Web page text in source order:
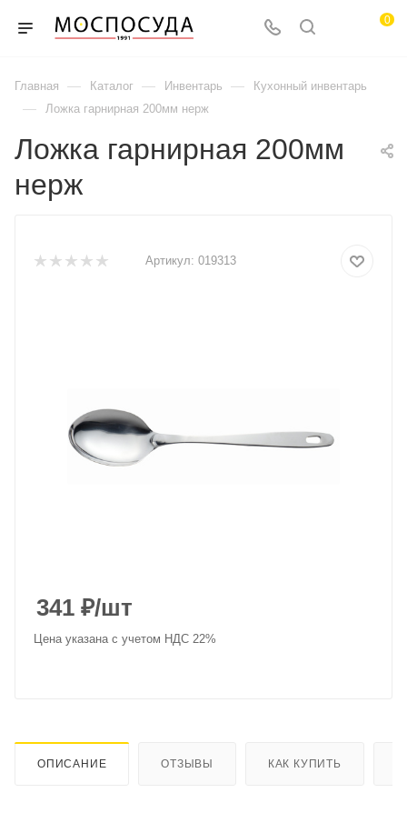
0
Главная — Каталог — Инвентарь — Кухонный инвентарь
— Ложка гарнирная 200мм нерж
Ложка гарнирная 200мм
нерж
Артикул: 019313
341 ₽/шт
Цена указана с учетом НДС 22%
ОПИСАНИЕ ОТЗЫВЫ КАК КУПИТЬ